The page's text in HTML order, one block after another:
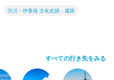
渋川・伊香保 文化史跡・遺跡
すべての行き先をみる